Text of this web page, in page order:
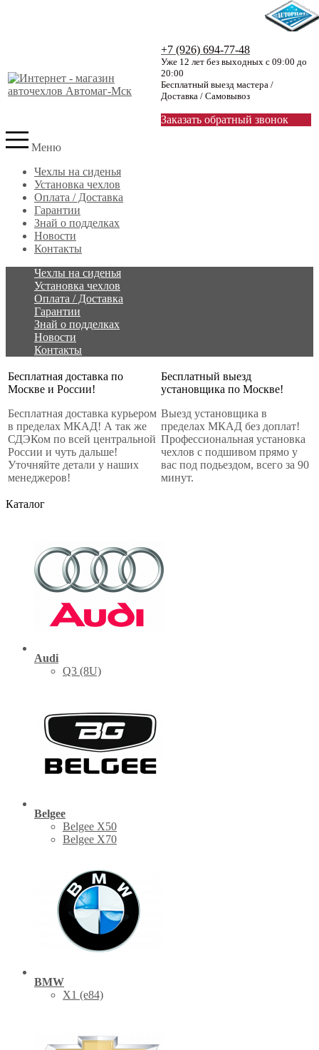
+7 (926) 694-77-48
Уже 12 лет без выходных с 09:00 до
20:00
Бесплатный выезд мастера /
Доставка / Самовывоз
Заказать обратный звонок
Меню
Чехлы на сиденья
Установка чехлов
Оплата / Доставка
Гарантии
Знай о подделках
Новости
Контакты
Чехлы на сиденья
Установка чехлов
Оплата / Доставка
Гарантии
Знай о подделках
Новости
Контакты
Бесплатная доставка по
Москве и России!
Бесплатная доставка курьером
в пределах МКАД! А так же
СДЭКом по всей центральной
России и чуть дальше!
Уточняйте детали у наших
менеджеров!
Бесплатный выезд
установщика по Москве!
Выезд установщика в
пределах МКАД без доплат!
Профессиональная установка
чехлов с подшивом прямо у
вас под подьездом, всего за 90
минут.
Каталог
Audi
Q3 (8U)
Belgee
Belgee X50
Belgee X70
BMW
X1 (е84)